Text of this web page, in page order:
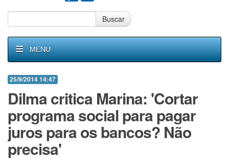
Buscar
MENU
25/9/2014 14:47
Dilma critica Marina: 'Cortar
programa social para pagar
juros para os bancos? Não
precisa'